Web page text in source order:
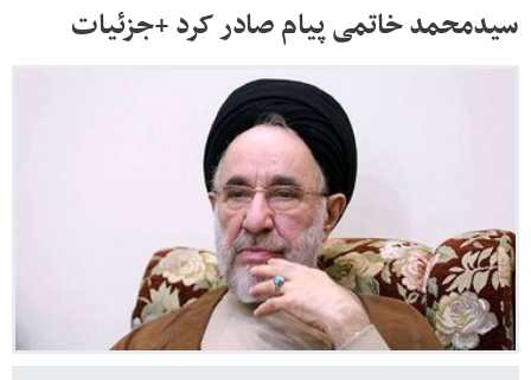
سیدمحمد خاتمی پیام صادر کرد +جزئیات